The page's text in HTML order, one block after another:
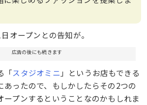
オープンとの告知が。
広告の後にも続きます
「スタジオミニ 」というお店もできる
あったので、もしかしたらその2つの
ープンするということなのかもしれま